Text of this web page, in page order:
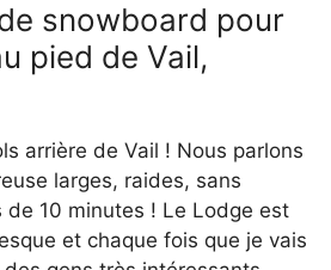
snowboard pour
pied de Vail,
arrière de Vail ! Nous parlons
larges, raides, sans
de 10 minutes ! Le Lodge est
et chaque fois que je vais